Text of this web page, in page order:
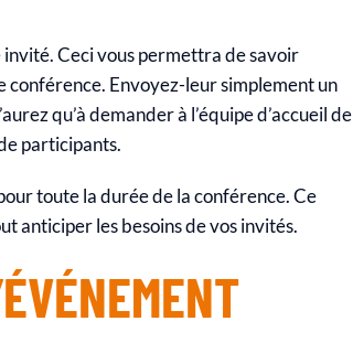
Ceci vous permettra de savoir
Envoyez-leur simplement un
qu’à demander à l’équipe d’accueil de
participants.
toute la durée de la conférence. Ce
anticiper les besoins de vos invités.